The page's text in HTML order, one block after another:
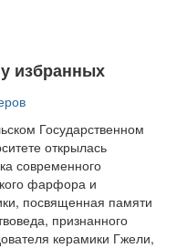
избранных
Государственном
открылась
современного
фарфора и
посвященная памяти
признанного
керамики Гжели,